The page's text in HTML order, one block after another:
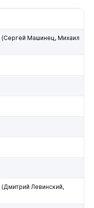
Машинец, Михаил
Левинский,